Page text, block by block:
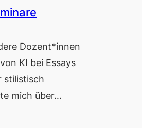
Dozent*innen
KI bei Essays
stilistisch
mich über…